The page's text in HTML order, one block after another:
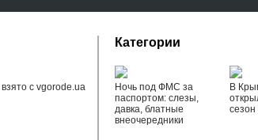
с vgorode.ua
Категории
Ночь под ФМС за
паспортом: слезы,
давка, блатные
внеочередники
В